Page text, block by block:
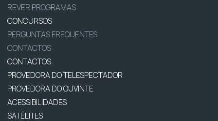
REVER PROGRAMAS
CONCURSOS
PERGUNTAS FREQUENTES
CONTACTOS
CONTACTOS
PROVEDORA DO TELESPECTADOR
PROVEDORA DO OUVINTE
ACESSIBILIDADES
SATÉLITES